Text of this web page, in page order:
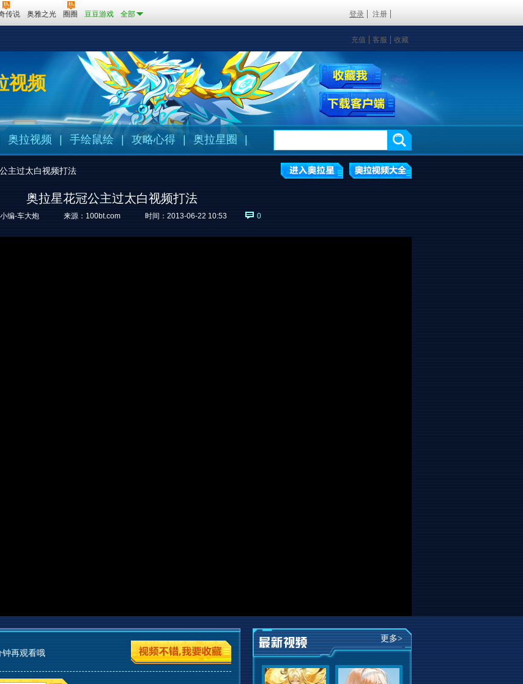
传说 奥雅之光 圈圈 豆豆游戏 全部 登录 注册
充值 客服 收藏
视频
奥拉视频 手绘鼠绘 攻略心得 | 奥拉星圈
主过太白视频打法
奥拉星花冠公主过太白视频打法
编-车大炮 来源： 100bt.com 时间：2013-06-22 10:53 0
再观看哦
更多>